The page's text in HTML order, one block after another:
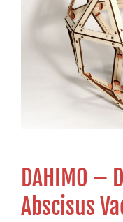
DAHIMO –
Abscisus